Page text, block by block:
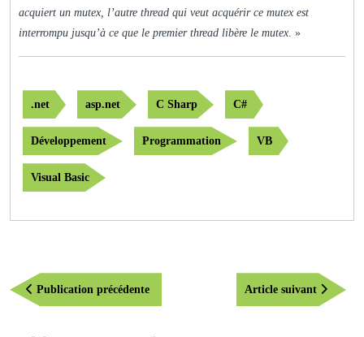
acquiert un mutex, l’autre thread qui veut acquérir ce mutex est
interrompu jusqu’à ce que le premier thread libère le mutex. »
.net asp.net C Sharp C#
Développement Programmation VB
Visual Basic
Navigation
de
Publication précédentePublication
précédente
Article suivant
Article
suivant